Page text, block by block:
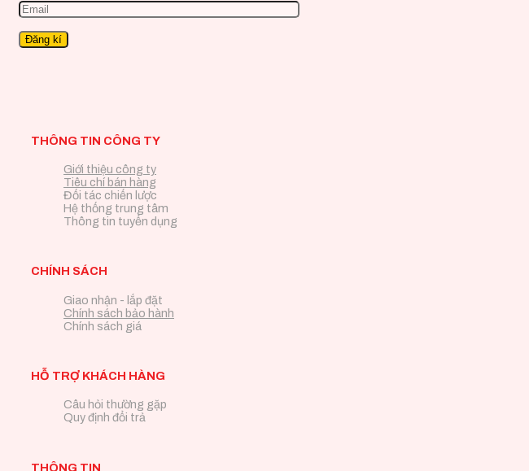
THÔNG TIN CÔNG TY
Giới thiệu công ty
Tiêu chí bán hàng
Đối tác chiến lược
Hệ thống trung tâm
Thông tin tuyển dụng
CHÍNH SÁCH
Giao nhận - lắp đặt
Chính sách bảo hành
Chính sách giá
HỖ TRỢ KHÁCH HÀNG
Câu hỏi thường gặp
Quy định đổi trả
THÔNG TIN